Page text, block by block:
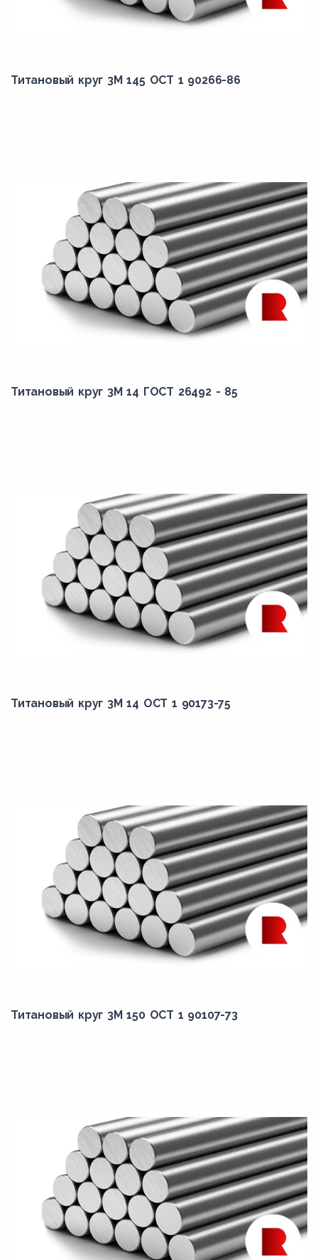
Титановый круг 3М 145 ОСТ 1 90266-86
Титановый круг 3М 14 ГОСТ 26492 - 85
Титановый круг 3М 14 ОСТ 1 90173-75
Титановый круг 3М 150 ОСТ 1 90107-73